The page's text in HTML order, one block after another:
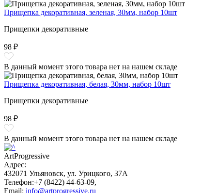
Прищепка декоративная, зеленая, 30мм, набор 10шт
Прищепки декоративные
98 ₽
В данный момент этого товара нет на нашем складе
Прищепка декоративная, белая, 30мм, набор 10шт
Прищепки декоративные
98 ₽
В данный момент этого товара нет на нашем складе
ArtProgressive
Адрес:
432071 Ульяновск, ул. Урицкого, 37А
Телефон:+7 (8422) 44-63-09,
Email: info@artprogressive.ru